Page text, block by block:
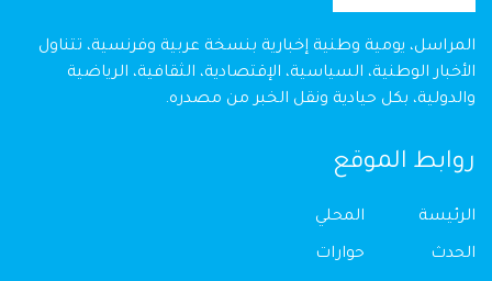
المراسل، يومية وطنية إخبارية بنسخة عربية وفرنسية، تتناول
الأخبار الوطنية، السياسية، الإقتصادية، الثقافية، الرياضية
والدولية، بكل حيادية ونقل الخبر من مصدره.
روابط الموقع
الرئيسة
الحدث
المحلي
حوارات